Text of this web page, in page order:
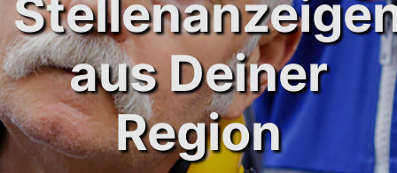
aus Deiner
Region